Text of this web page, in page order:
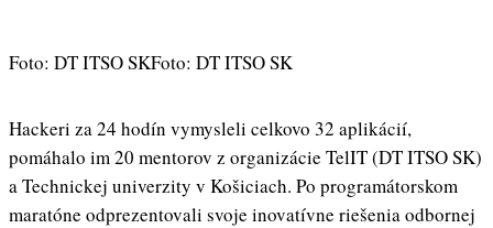
Foto: DT ITSO SKFoto: DT ITSO SK
Hackeri za 24 hodín vymysleli celkovo 32 aplikácií,
pomáhalo im 20 mentorov z organizácie TelIT (DT ITSO SK)
a Technickej univerzity v Košiciach. Po programátorskom
maratóne odprezentovali svoje inovatívne riešenia odbornej